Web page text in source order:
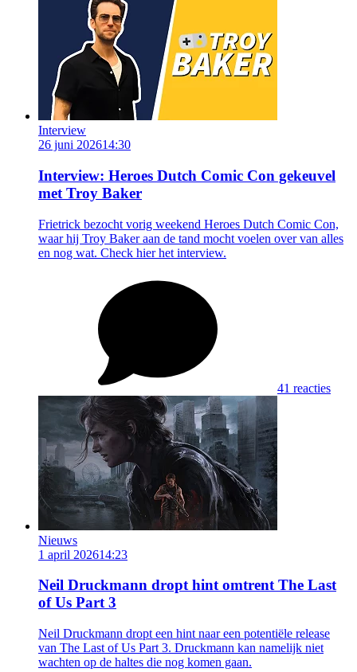
Interview
26 juni 202614:30
Interview: Heroes Dutch Comic Con gekeuvel
met Troy Baker
Frietrick bezocht vorig weekend Heroes Dutch Comic Con,
waar hij Troy Baker aan de tand mocht voelen over van alles
en nog wat. Check hier het interview.
41 reacties
Nieuws
1 april 202614:23
Neil Druckmann dropt hint omtrent The Last
of Us Part 3
Neil Druckmann dropt een hint naar een potentiële release
van The Last of Us Part 3. Druckmann kan namelijk niet
wachten op de haltes die nog komen gaan.